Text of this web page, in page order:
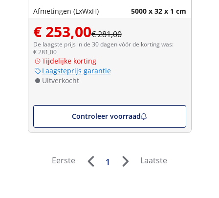
Afmetingen (LxWxH) 5000 x 32 x 1 cm
€ 253,00€ 281,00
De laagste prijs in de 30 dagen vóór de korting was:
€ 281,00
Tijdelijke korting
Laagsteprijs garantie
Uitverkocht
Controleer voorraad
Eerste 1 Laatste